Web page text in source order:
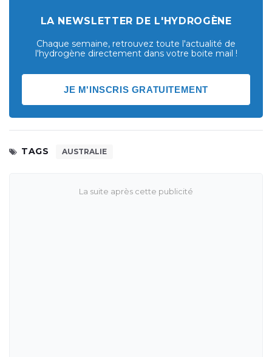
LA NEWSLETTER DE L'HYDROGÈNE
Chaque semaine, retrouvez toute l'actualité de
l'hydrogène directement dans votre boite mail !
JE M'INSCRIS GRATUITEMENT
TAGS AUSTRALIE